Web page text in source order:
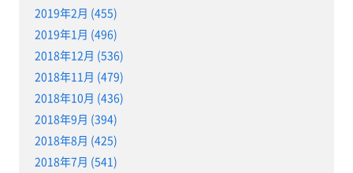
2019年2月 (455)
2019年1月 (496)
2018年12月 (536)
2018年11月 (479)
2018年10月 (436)
2018年9月 (394)
2018年8月 (425)
2018年7月 (541)